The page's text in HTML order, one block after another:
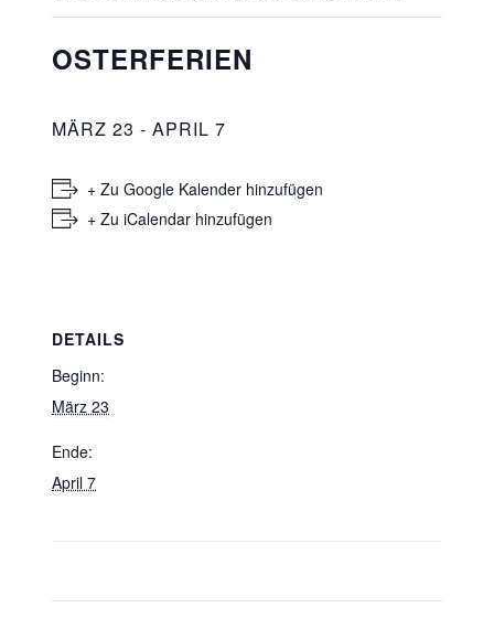
OSTERFERIEN
MÄRZ 23 - APRIL 7
+ Zu Google Kalender hinzufügen
+ Zu iCalendar hinzufügen
DETAILS
Beginn:
März 23
Ende:
April 7